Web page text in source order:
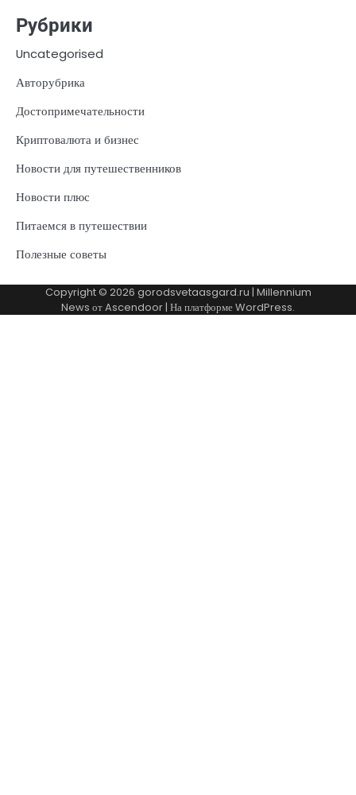
Рубрики
Uncategorised
Авторубрика
Достопримечательности
Криптовалюта и бизнес
Новости для путешественников
Новости плюс
Питаемся в путешествии
Полезные советы
Copyright © 2026 gorodsvetaasgard.ru | Millennium
News отAscendoor| На платформеWordPress.